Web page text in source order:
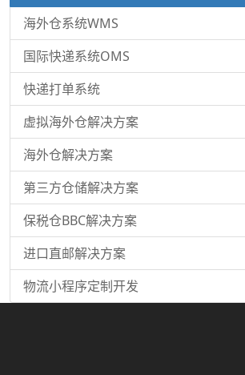
海外仓系统WMS
国际快递系统OMS
快递打单系统
虚拟海外仓解决方案
海外仓解决方案
第三方仓储解决方案
保税仓BBC解决方案
进口直邮解决方案
物流小程序定制开发